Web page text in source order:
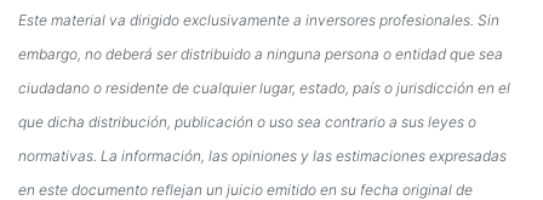
Este material va dirigido exclusivamente a inversores profesionales. Sin
embargo, no deberá ser distribuido a ninguna persona o entidad que sea
ciudadano o residente de cualquier lugar, estado, país o jurisdicción en el
que dicha distribución, publicación o uso sea contrario a sus leyes o
normativas. La información, las opiniones y las estimaciones expresadas
en este documento reflejan un juicio emitido en su fecha original de